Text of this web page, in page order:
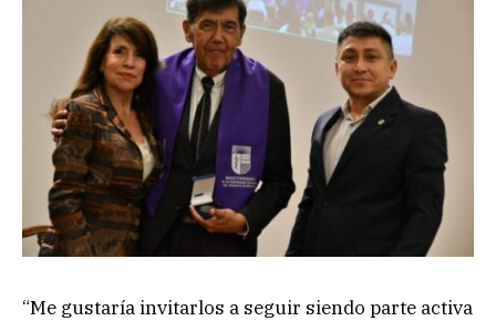
“Me gustaría invitarlos a seguir siendo parte activa